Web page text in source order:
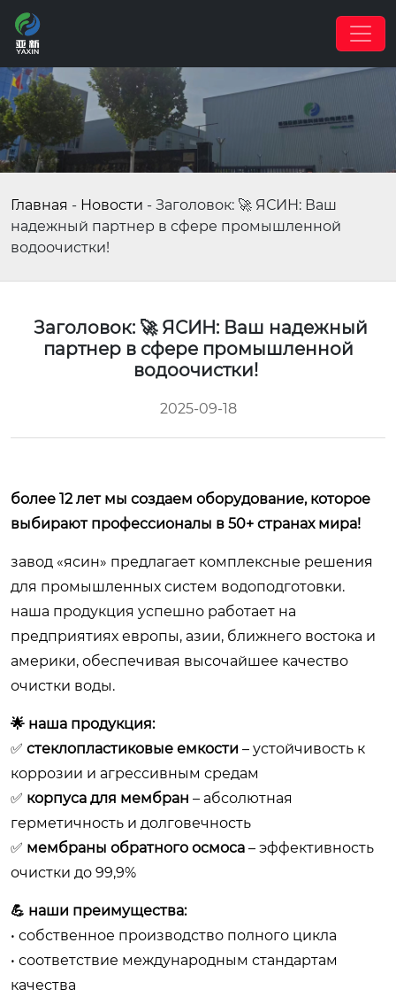
Главная - Новости - Заголовок: 🚀 ЯСИН: Ваш
надежный партнер в сфере промышленной
водоочистки!
Заголовок: 🚀 ЯСИН: Ваш надежный
партнер в сфере промышленной
водоочистки!
2025-09-18
более 12 лет мы создаем оборудование, которое
выбирают профессионалы в 50+ странах мира!
завод «ясин» предлагает комплексные решения
для промышленных систем водоподготовки.
наша продукция успешно работает на
предприятиях европы, азии, ближнего востока и
америки, обеспечивая высочайшее качество
очистки воды.
🌟 наша продукция:
✅ стеклопластиковые емкости – устойчивость к
коррозии и агрессивным средам
✅ корпуса для мембран – абсолютная
герметичность и долговечность
✅ мембраны обратного осмоса – эффективность
очистки до 99,9%
💪 наши преимущества:
• собственное производство полного цикла
• соответствие международным стандартам
качества